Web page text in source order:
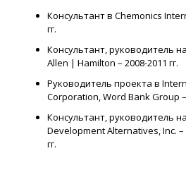
Консультант в Chemonics
гг.
Консультант, руководитель
Allen | Hamilton – 2008-2011 гг.
Руководитель проекта в
Corporation, Word Bank Group –
Консультант, руководитель
Development Alternatives, Inc. –
гг.